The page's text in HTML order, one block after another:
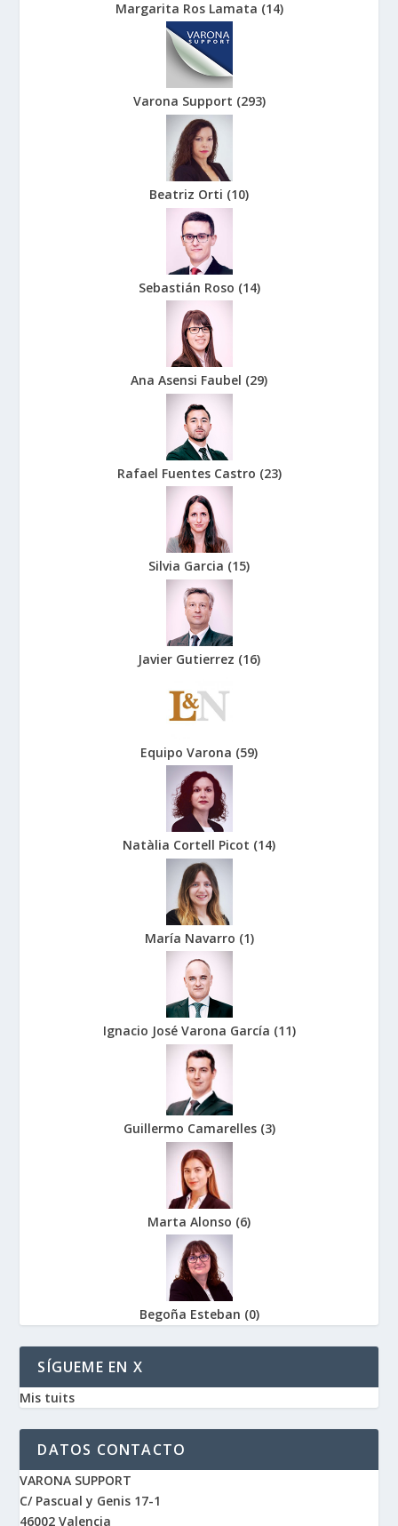
Margarita Ros Lamata (14)
Varona Support (293)
Beatriz Orti (10)
Sebastián Roso (14)
Ana Asensi Faubel (29)
Rafael Fuentes Castro (23)
Silvia Garcia (15)
Javier Gutierrez (16)
Equipo Varona (59)
Natàlia Cortell Picot (14)
María Navarro (1)
Ignacio José Varona García (11)
Guillermo Camarelles (3)
Marta Alonso (6)
Begoña Esteban (0)
SÍGUEME EN X
Mis tuits
DATOS CONTACTO
VARONA SUPPORT
C/ Pascual y Genis 17-1
46002 Valencia